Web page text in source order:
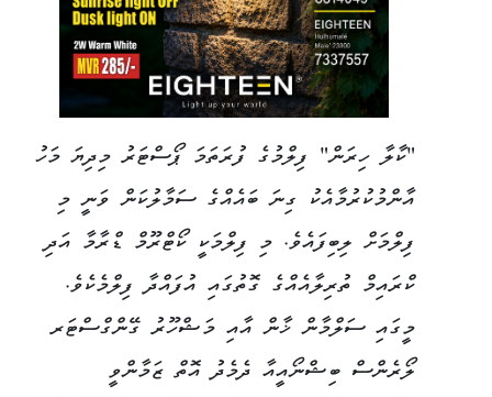
"ކާލާ ހިރަން" ފިލްމުގެ ފުރަތަމަ ޕޯސްޓަރު މިދިޔަ މަހު
އާންމުކުރުމާއެކު ގިނަ ބައެއްގެ ސަމާލުކަން ވަނީ މި
ފިލްމަށް ލިބިފައެވެ. މި ފިލްމަކީ ކޯޓްރޫމް ޑްރާމާ އަދި
ކްރައިމް ތުރިލާއެއްގެ ގޮތުގައި އުފައްދާ ފިލްމެކެވެ.
މީގައި ސަލްމާން ޚާން އާއި މަޝްހޫރު ގޭންގްސްޓަރ
ލޯރެންސް ބިޝްނޯއީއާ ދެމެދު އޮތް ޒަމާންވީ